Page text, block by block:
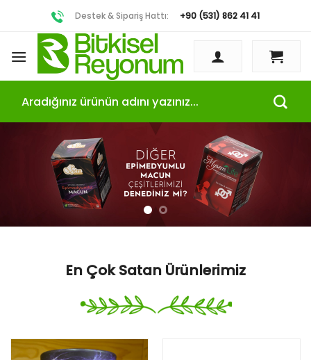
Destek & Sipariş Hattı: +90 (531) 862 41 41
En Çok Satan Ürünlerimiz